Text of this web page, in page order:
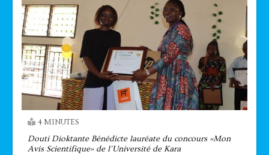
4 MINUTES
Douti Dioktante Bénédicte lauréate du concours «Mon
Avis Scientifique» de l’Université de Kara